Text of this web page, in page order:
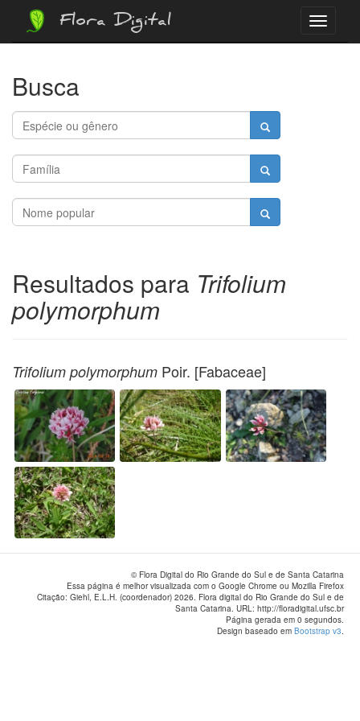
Menu
Flora Digital
Busca
Resultados para Trifolium
polymorphum
Trifolium polymorphum Poir. [Fabaceae]
© Flora Digital do Rio Grande do Sul e de Santa Catarina
Essa página é melhor visualizada com o Google Chrome ou Mozilla Firefox
Citação: Giehl, E.L.H. (coordenador) 2026. Flora digital do Rio Grande do Sul e de
Santa Catarina. URL: http://floradigital.ufsc.br
Página gerada em 0 segundos.
Design baseado em Bootstrap v3.